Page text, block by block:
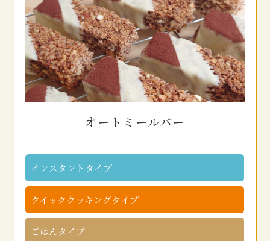
オートミールバー
インスタントタイプ
クイッククッキングタイプ
ごはんタイプ